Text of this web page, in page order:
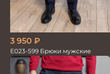
3 950 ₽
Е023-599 Брюки мужские